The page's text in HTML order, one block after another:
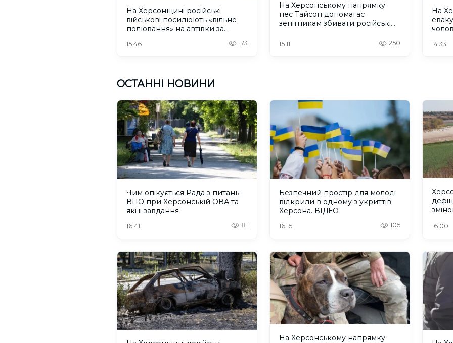
На Херсонщині російські
військові посилюють «вільне
полювання» на автівки за
15:46 173
На Херсонському напрямку
пес Тайсон допомагає
зенітникам збивати російські
15:11 250
На
14:33
ОСТАННІ НОВИНИ
Чим опікується Рада з питань
ВПО при Херсонській ОВА та
які її завдання
16:41 81
Безпечний простір для молоді
відкрили в одному з укриттів
Херсона. ВІДЕО
16:15 105 16:00
На Херсонському напрямку